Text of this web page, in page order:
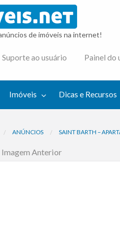
de imóveis na internet!
Suporte ao usuário Painel do
Imóveis Dicas e Recursos
ANÚNCIOS SAINT BARTH –
Anterior